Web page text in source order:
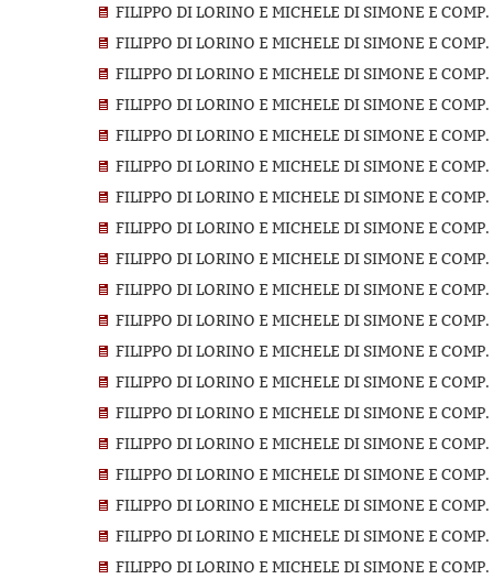
FILIPPO DI LORINO E MICHELE DI SIMONE E
FILIPPO DI LORINO E MICHELE DI SIMONE E
FILIPPO DI LORINO E MICHELE DI SIMONE E
FILIPPO DI LORINO E MICHELE DI SIMONE E
FILIPPO DI LORINO E MICHELE DI SIMONE E
FILIPPO DI LORINO E MICHELE DI SIMONE E
FILIPPO DI LORINO E MICHELE DI SIMONE E
FILIPPO DI LORINO E MICHELE DI SIMONE E
FILIPPO DI LORINO E MICHELE DI SIMONE E
FILIPPO DI LORINO E MICHELE DI SIMONE E
FILIPPO DI LORINO E MICHELE DI SIMONE E
FILIPPO DI LORINO E MICHELE DI SIMONE E
FILIPPO DI LORINO E MICHELE DI SIMONE E
FILIPPO DI LORINO E MICHELE DI SIMONE E
FILIPPO DI LORINO E MICHELE DI SIMONE E
FILIPPO DI LORINO E MICHELE DI SIMONE E
FILIPPO DI LORINO E MICHELE DI SIMONE E
FILIPPO DI LORINO E MICHELE DI SIMONE E
FILIPPO DI LORINO E MICHELE DI SIMONE E